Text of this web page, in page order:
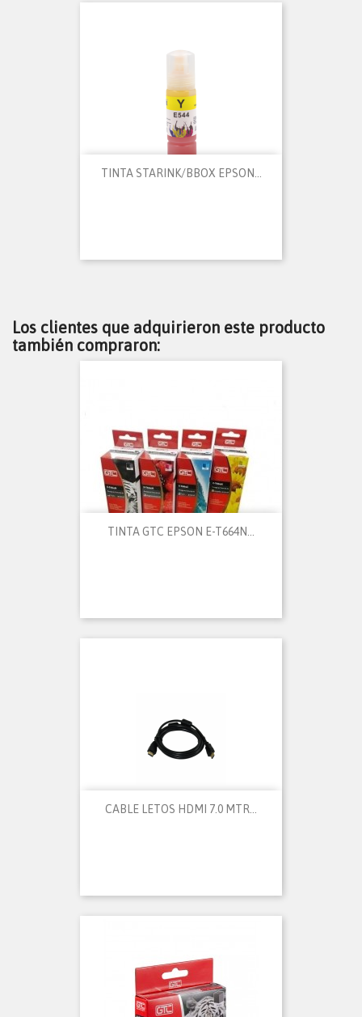
TINTA STARINK/BBOX EPSON...
Los clientes que adquirieron este producto
también compraron:
TINTA GTC EPSON E-T664N...
CABLE LETOS HDMI 7.0 MTR...